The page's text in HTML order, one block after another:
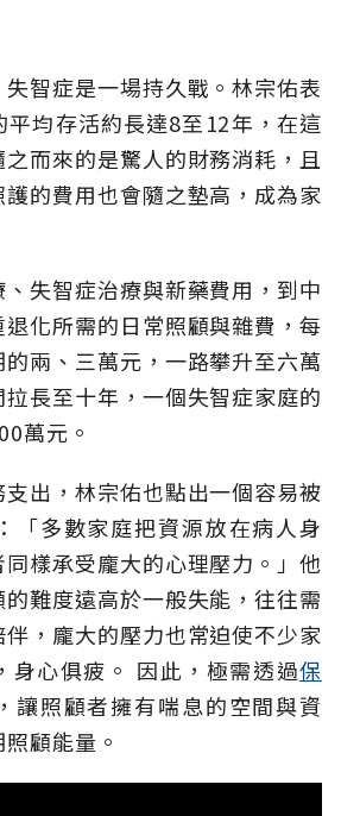
智症是一場持久戰。林宗佑表
平均存活約長達8至12年，在這
而來的是驚人的財務消耗，且
的費用也會隨之墊高，成為家
失智症治療與新藥費用，到中
化所需的日常照顧與雜費，每
兩、三萬元，一路攀升至六萬
長至十年，一個失智症家庭的
萬元。
出，林宗佑也點出一個容易被
「多數家庭把資源放在病人身
樣承受龐大的心理壓力。」他
難度遠高於一般失能，往往需
，龐大的壓力也常迫使不少家
身心俱疲。 因此，極需透過保
讓照顧者擁有喘息的空間與資
顧能量。